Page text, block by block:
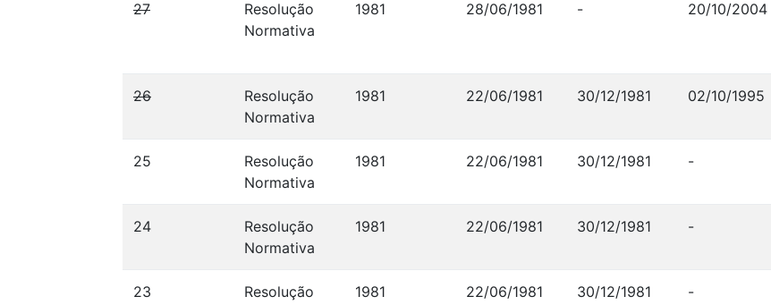
27
Resolução
Normativa
1981 28/06/1981 - 20/10/2004
26
Resolução
Normativa
1981 22/06/1981 30/12/1981 02/10/1995
25
Resolução
Normativa
1981 22/06/1981 30/12/1981 -
24
Resolução
Normativa
1981 22/06/1981 30/12/1981 -
23
Resolução
1981 22/06/1981 30/12/1981 -